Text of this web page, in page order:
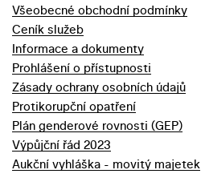
Všeobecné obchodní podmínky
Ceník služeb
Informace a dokumenty
Prohlášení o přístupnosti
Zásady ochrany osobních údajů
Protikorupční opatření
Plán genderové rovnosti (GEP)
Výpůjční řád 2023
Aukční vyhláška - movitý majetek